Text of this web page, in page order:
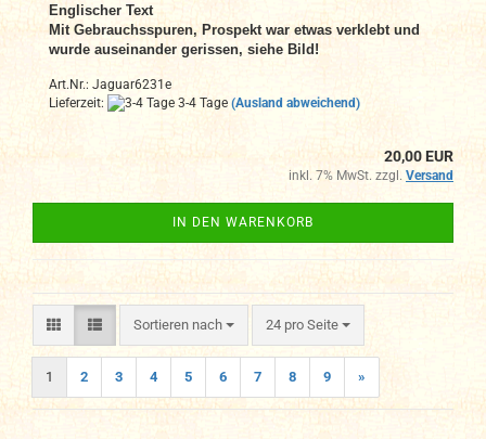
Englischer Text
Mit Gebrauchsspuren, Prospekt war etwas verklebt und
wurde auseinander gerissen, siehe Bild!
Art.Nr.: Jaguar6231e
Lieferzeit:
3-4 Tage (Ausland abweichend)
20,00 EUR
inkl. 7% MwSt. zzgl. Versand
IN DEN WARENKORB
Sortieren nach
Sortieren nach 24 pro Seite
pro Seite
1 2 3 4 5 6 7 8 9 »